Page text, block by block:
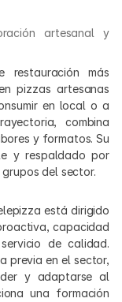
artesanal y
más
pizzas artesanas
en local o a
combina
y formatos. Su
y respaldado por
del sector.
está dirigido
capacidad
de calidad.
previa en el sector,
y adaptarse al
una formación